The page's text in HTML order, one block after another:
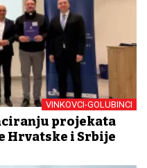
VINKOVCI-GOLUBINCI
projekata
Hrvatske i Srbije